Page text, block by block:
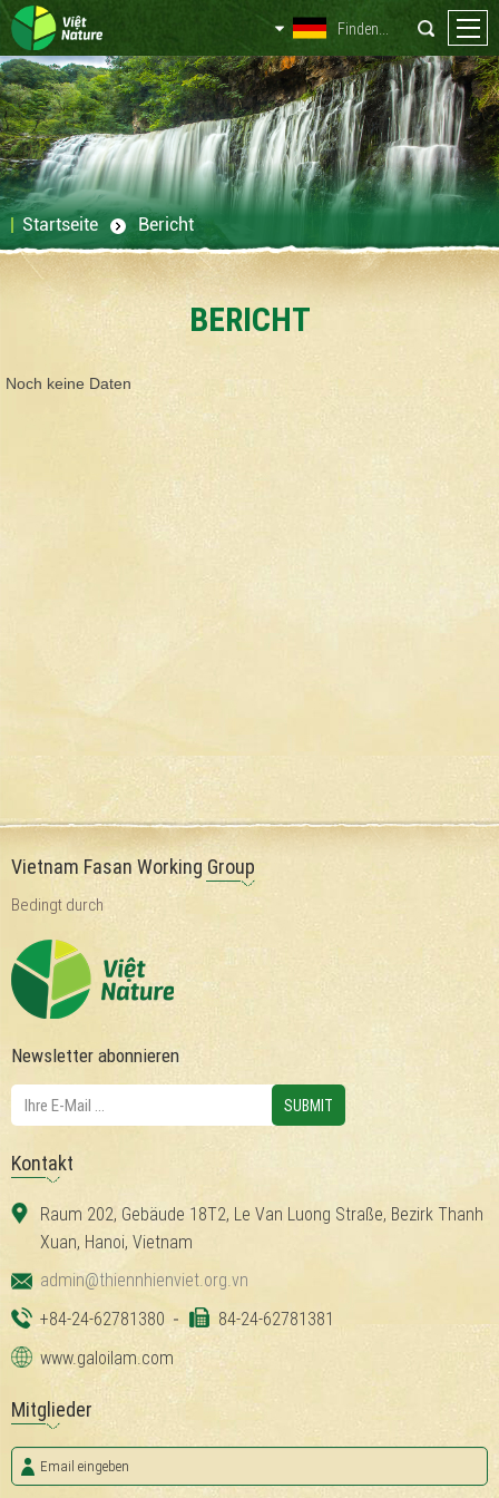
Startseite Bericht
BERICHT
Noch keine Daten
Vietnam Fasan Working Group
Bedingt durch
Newsletter abonnieren
Kontakt
Raum 202, Gebäude 18T2, Le Van Luong Straße, Bezirk Thanh
Xuan, Hanoi, Vietnam
admin@thiennhienviet.org.vn
+84-24-62781380
84-24-62781381
www.galoilam.com
Mitglieder